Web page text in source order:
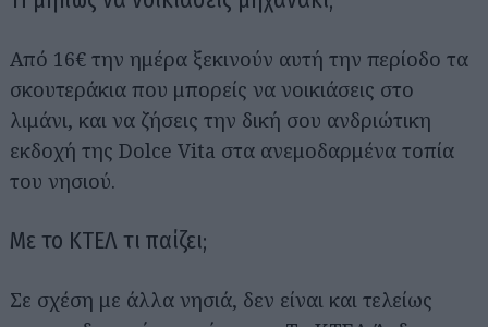
Από 16€ την ημέρα ξεκινούν αυτή την περίοδο τα
σκουτεράκια που μπορείς να νοικιάσεις στο
λιμάνι, και να ζήσεις την δική σου ανδριώτικη
εκδοχή της Dolce Vita στα ανεμοδαρμένα τοπία
του νησιού.
Με το ΚΤΕΛ τι παίζει;
Σε σχέση με άλλα νησιά, δεν είναι και τελείως